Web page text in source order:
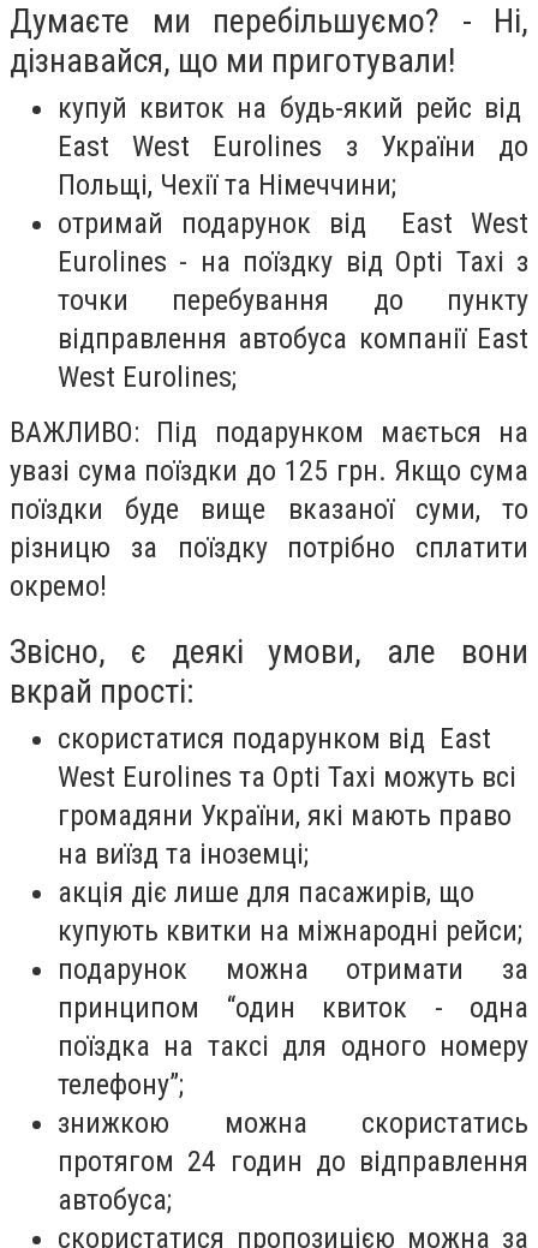
Думаєте ми перебільшуємо? - Ні,
дізнавайся, що ми приготували!
купуй квиток на будь-який рейс від
East West Eurolines з України до
Польщі, Чехії та Німеччини;
отримай подарунок від East West
Eurolines - на поїздку від Opti Taxi з
точки перебування до пункту
відправлення автобуса компанії East
West Eurolines;
ВАЖЛИВО: Під подарунком мається на
увазі сума поїздки до 125 грн. Якщо сума
поїздки буде вище вказаної суми, то
різницю за поїздку потрібно сплатити
окремо!
Звісно, є деякі умови, але вони
вкрай прості:
скористатися подарунком від East
West Eurolines та Opti Taxi можуть всі
громадяни України, які мають право
на виїзд та іноземці;
акція діє лише для пасажирів, що
купують квитки на міжнародні рейси;
подарунок можна отримати за
принципом “один квиток - одна
поїздка на таксі для одного номеру
телефону”;
знижкою можна скористатись
протягом 24 годин до відправлення
автобуса;
скористатися пропозицією можна за